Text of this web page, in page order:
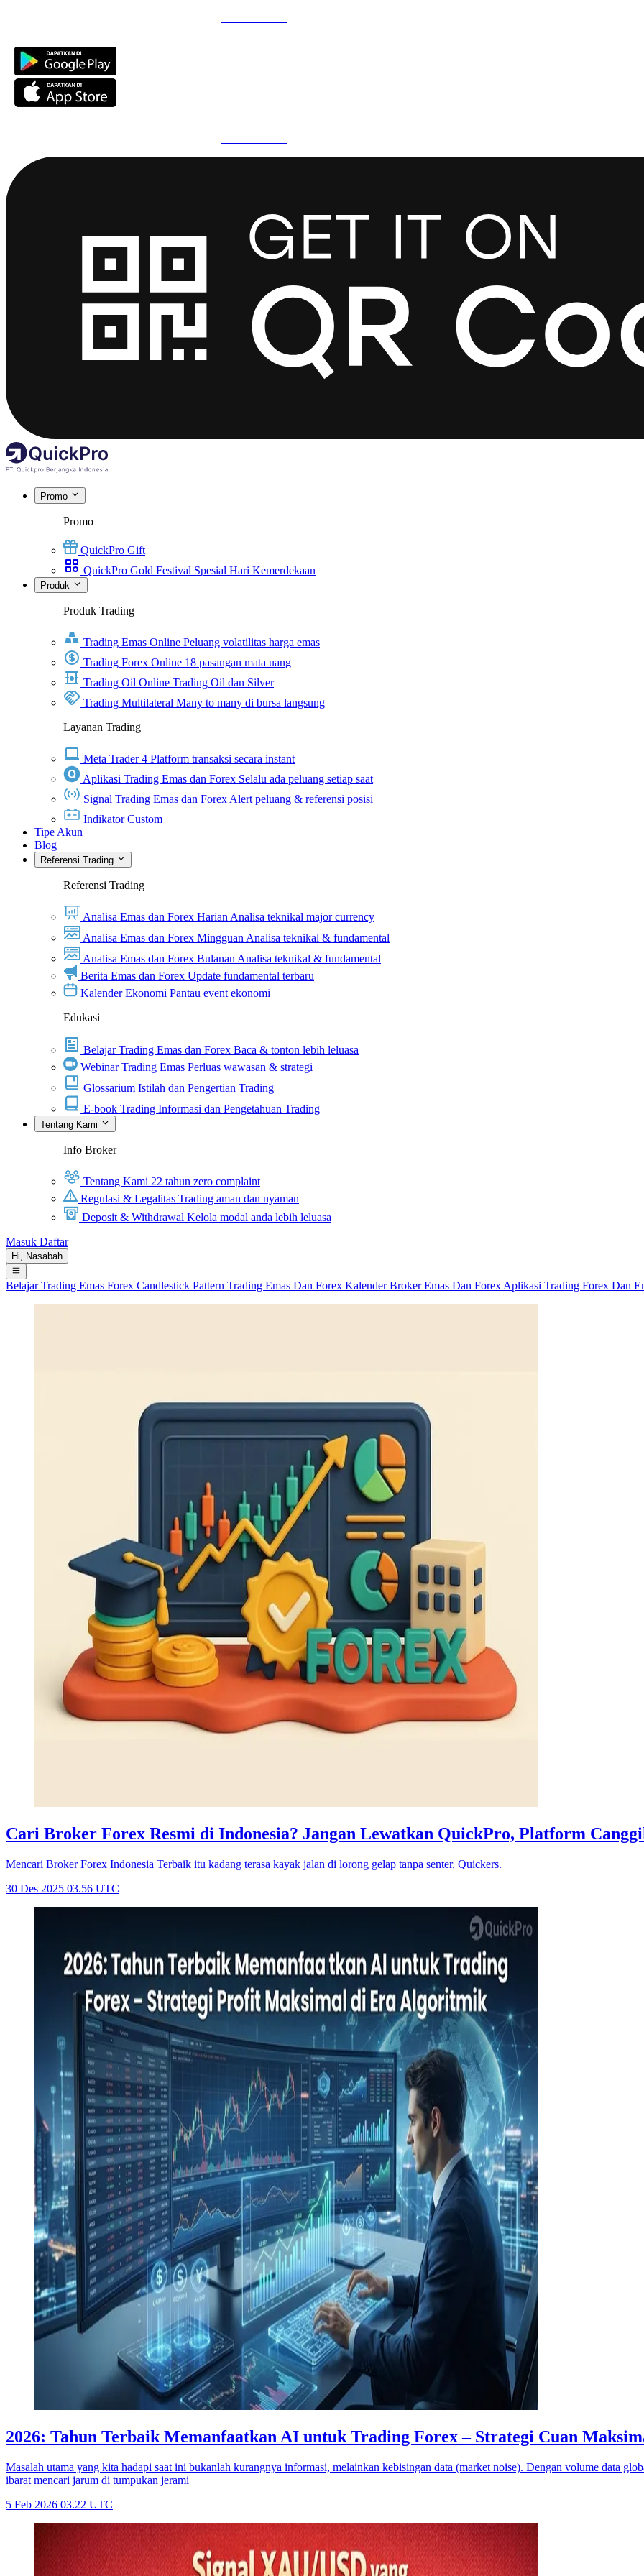
Promo
Promo
QuickPro Gift
QuickPro Gold Festival Spesial Hari Kemerdekaan
Produk
Produk Trading
Trading Emas Online Peluang volatilitas harga emas
Trading Forex Online 18 pasangan mata uang
Trading Oil Online Trading Oil dan Silver
Trading Multilateral Many to many di bursa langsung
Layanan Trading
Meta Trader 4 Platform transaksi secara instant
Aplikasi Trading Emas dan Forex Selalu ada peluang setiap saat
Signal Trading Emas dan Forex Alert peluang & referensi posisi
Indikator Custom
Tipe Akun
Blog
Referensi Trading
Referensi Trading
Analisa Emas dan Forex HarianAnalisa teknikal major currency
Analisa Emas dan Forex MingguanAnalisa teknikal & fundamental
Analisa Emas dan Forex BulananAnalisa teknikal & fundamental
Berita Emas dan Forex Update fundamental terbaru
Kalender Ekonomi Pantau event ekonomi
Edukasi
Belajar Trading Emas dan Forex Baca & tonton lebih leluasa
Webinar Trading Emas Perluas wawasan & strategi
Glossarium Istilah dan Pengertian Trading
E-book Trading Informasi dan Pengetahuan Trading
Tentang Kami
Info Broker
Tentang Kami 22 tahun zero complaint
Regulasi & Legalitas Trading aman dan nyaman
Deposit & Withdrawal Kelola modal anda lebih leluasa
Masuk Daftar
Hi, Nasabah
Belajar Trading Emas Forex Candlestick Pattern Trading Emas Dan Forex KalenderBroker Emas Dan Forex Aplikasi Trading Forex Dan
Cari Broker Forex Resmi di Indonesia? Jangan Lewatkan QuickPro, Platform
Mencari Broker Forex Indonesia Terbaik itu kadang terasa kayak jalan di lorong gelap tanpa senter, Quickers.
30 Des 2025 03.56 UTC
2026: Tahun Terbaik Memanfaatkan AI untuk Trading Forex – Strategi Cuan
Masalah utama yang kita hadapi saat ini bukanlah kurangnya informasi, melainkan kebisingan data (market noise). Dengan volume data
ibarat mencari jarum di tumpukan jerami
5 Feb 2026 03.22 UTC